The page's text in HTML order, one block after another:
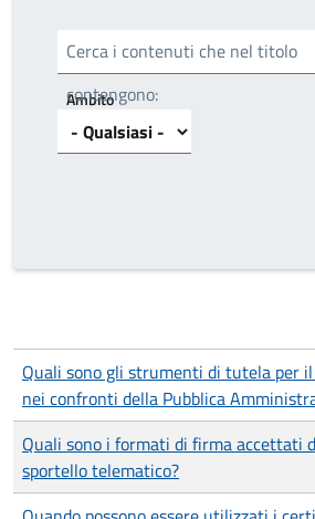
Cerca i contenuti che nel titolo
contengono:
Ambito
Quali sono gli strumenti di tutela per
nei confronti della Pubblica
Quali sono i formati di firma accettati
sportello telematico?